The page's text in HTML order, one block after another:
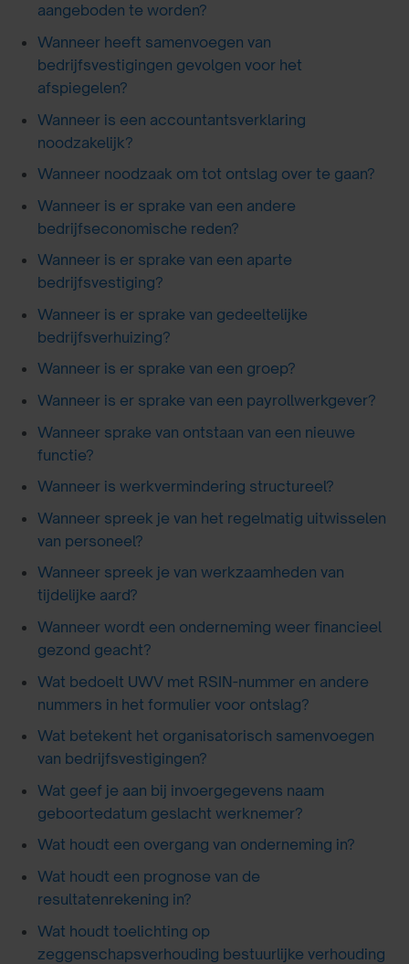
aangeboden te worden?
Wanneer heeft samenvoegen van
bedrijfsvestigingen gevolgen voor het
afspiegelen?
Wanneer is een accountantsverklaring
noodzakelijk?
Wanneer noodzaak om tot ontslag over te gaan?
Wanneer is er sprake van een andere
bedrijfseconomische reden?
Wanneer is er sprake van een aparte
bedrijfsvestiging?
Wanneer is er sprake van gedeeltelijke
bedrijfsverhuizing?
Wanneer is er sprake van een groep?
Wanneer is er sprake van een payrollwerkgever?
Wanneer sprake van ontstaan van een nieuwe
functie?
Wanneer is werkvermindering structureel?
Wanneer spreek je van het regelmatig uitwisselen
van personeel?
Wanneer spreek je van werkzaamheden van
tijdelijke aard?
Wanneer wordt een onderneming weer financieel
gezond geacht?
Wat bedoelt UWV met RSIN-nummer en andere
nummers in het formulier voor ontslag?
Wat betekent het organisatorisch samenvoegen
van bedrijfsvestigingen?
Wat geef je aan bij invoergegevens naam
geboortedatum geslacht werknemer?
Wat houdt een overgang van onderneming in?
Wat houdt een prognose van de
resultatenrekening in?
Wat houdt toelichting op
zeggenschapsverhouding bestuurlijke verhouding